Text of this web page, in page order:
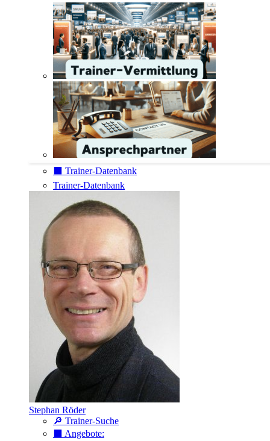
⬛️ Trainer-Datenbank
Trainer-Datenbank
Stephan Röder
🔎 Trainer-Suche
⬛️ Angebote: